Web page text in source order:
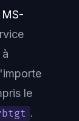
MS-
le
.